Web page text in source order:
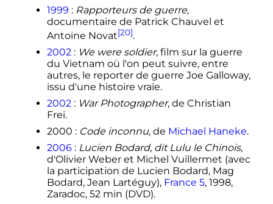
1999 : Rapporteurs de guerre,
documentaire de Patrick Chauvel et
Antoine Novat[20].
2002 : We were soldier, film sur la guerre
du Vietnam où l'on peut suivre, entre
autres, le reporter de guerre Joe Galloway,
issu d'une histoire vraie.
2002 : War Photographer, de Christian
Frei.
2000 : Code inconnu, de Michael Haneke.
2006 : Lucien Bodard, dit Lulu le Chinois,
d'Olivier Weber et Michel Vuillermet (avec
la participation de Lucien Bodard, Mag
Bodard, Jean Lartéguy), France 5, 1998,
Zaradoc, 52 min (DVD).